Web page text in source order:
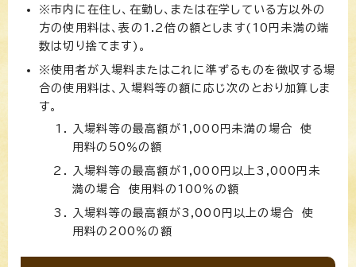
※市内に在住し、在勤し、または在学している方以外の
方の使用料は、表の1.2倍の額とします(10円未満の端
数は切り捨てます)。
※使用者が入場料またはこれに準ずるものを徴収する場
合の使用料は、入場料等の額に応じ次のとおり加算しま
す。
入場料等の最高額が1,000円未満の場合 使
用料の50％の額
入場料等の最高額が1,000円以上3,000円未
満の場合 使用料の100％の額
入場料等の最高額が3,000円以上の場合 使
用料の200％の額